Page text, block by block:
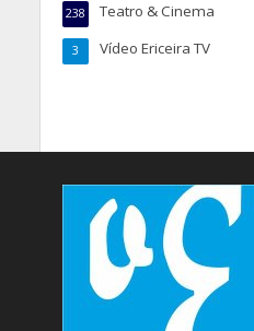
Teatro & Cinema
238
Vídeo Ericeira TV
3